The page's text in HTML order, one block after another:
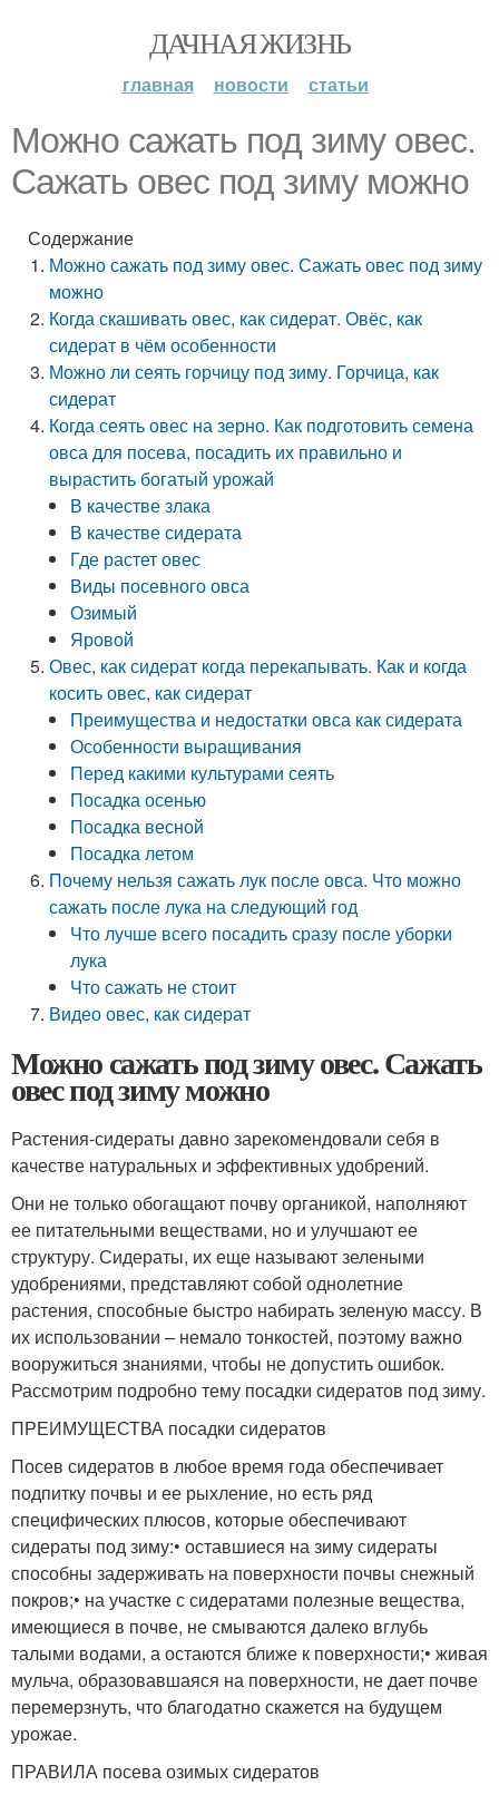
ДАЧНАЯ ЖИЗНЬ
главная новости статьи
Можно сажать под зиму овес.
Сажать овес под зиму можно
Содержание
Можно сажать под зиму овес. Сажать овес под зиму
можно
Когда скашивать овес, как сидерат. Овёс, как
сидерат в чём особенности
Можно ли сеять горчицу под зиму. Горчица, как
сидерат
Когда сеять овес на зерно. Как подготовить семена
овса для посева, посадить их правильно и
вырастить богатый урожай
В качестве злака
В качестве сидерата
Где растет овес
Виды посевного овса
Озимый
Яровой
Овес, как сидерат когда перекапывать. Как и когда
косить овес, как сидерат
Преимущества и недостатки овса как сидерата
Особенности выращивания
Перед какими культурами сеять
Посадка осенью
Посадка весной
Посадка летом
Почему нельзя сажать лук после овса. Что можно
сажать после лука на следующий год
Что лучше всего посадить сразу после уборки
лука
Что сажать не стоит
Видео овес, как сидерат
Можно сажать под зиму овес. Сажать
овес под зиму можно
Растения-сидераты давно зарекомендовали себя в
качестве натуральных и эффективных удобрений.
Они не только обогащают почву органикой, наполняют
ее питательными веществами, но и улучшают ее
структуру. Сидераты, их еще называют зелеными
удобрениями, представляют собой однолетние
растения, способные быстро набирать зеленую массу. В
их использовании – немало тонкостей, поэтому важно
вооружиться знаниями, чтобы не допустить ошибок.
Рассмотрим подробно тему посадки сидератов под зиму.
ПРЕИМУЩЕСТВА посадки сидератов
Посев сидератов в любое время года обеспечивает
подпитку почвы и ее рыхление, но есть ряд
специфических плюсов, которые обеспечивают
сидераты под зиму:• оставшиеся на зиму сидераты
способны задерживать на поверхности почвы снежный
покров;• на участке с сидератами полезные вещества,
имеющиеся в почве, не смываются далеко вглубь
талыми водами, а остаются ближе к поверхности;• живая
мульча, образовавшаяся на поверхности, не дает почве
перемерзнуть, что благодатно скажется на будущем
урожае.
ПРАВИЛА посева озимых сидератов